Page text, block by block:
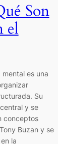
Son
el
mental es una
Su
y se
conceptos
Buzan y se
la